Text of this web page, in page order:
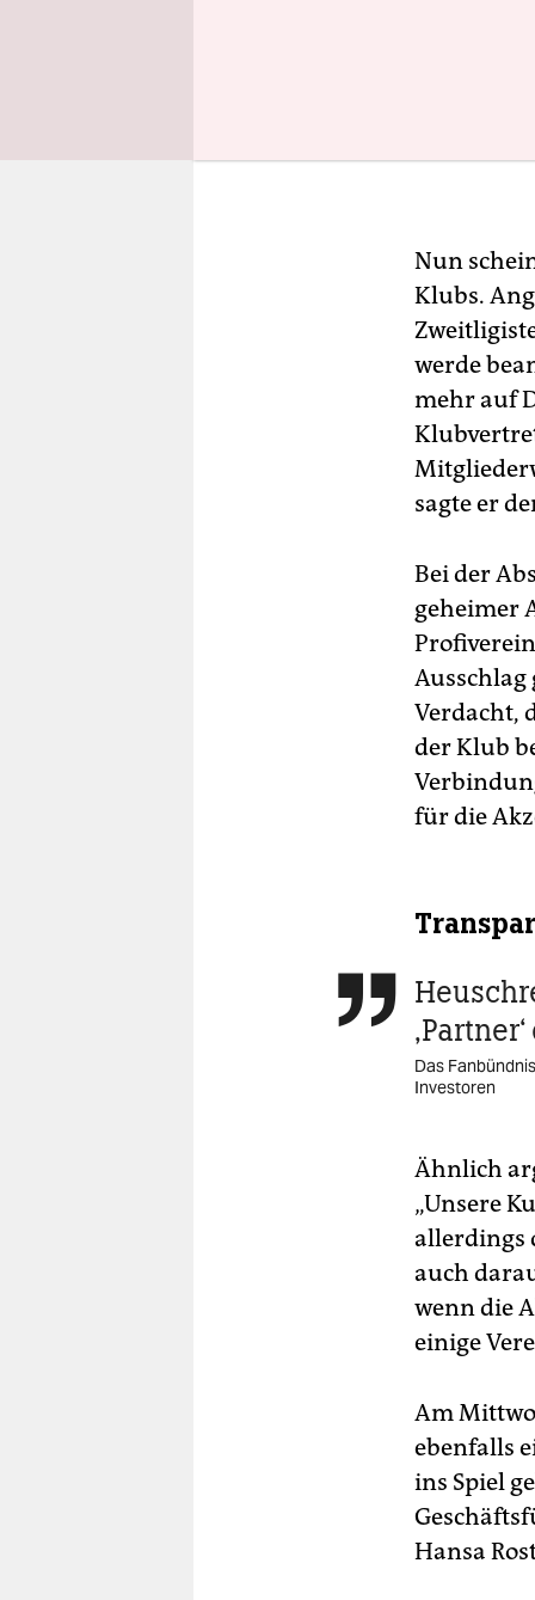
Nun
Klubs.
werde
mehr auf
sagte er
Bei der
geheimer
Ausschlag
Verdacht,
der Klub
für die

Das
Investoren
Ähnlich
„Unsere
allerdings
auch
wenn die
einige
Am
ebenfalls
ins Spiel
Hansa